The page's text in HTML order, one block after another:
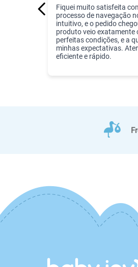
Fiquei muito satisfeita
processo de navegação
intuitivo, e o pedido
produto veio exatamente
perfeitas condições, e a
minhas expectativas.
eficiente e rápido.